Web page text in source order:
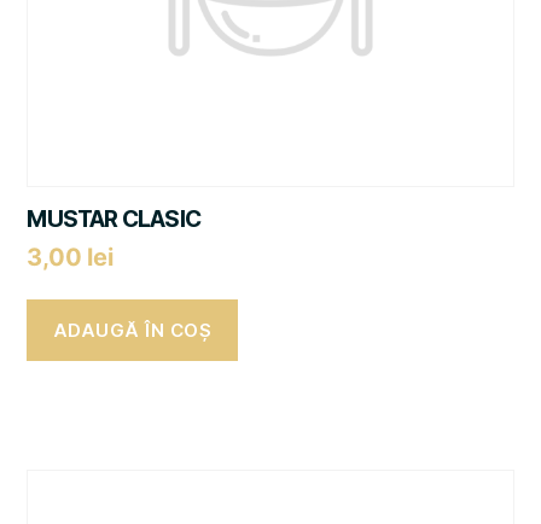
MUSTAR CLASIC
3,00 lei
ADAUGĂ ÎN COȘ